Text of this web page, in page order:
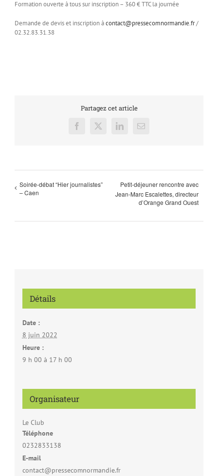
Formation ouverte à tous sur inscription – 360 € TTC la journée
Demande de devis et inscription àcontact@pressecomnormandie.fr/
02.32.83.31.38
Partagez cet article
Facebook
X LinkedInEmail
Soirée-débat “Hier journalistes”
– Caen
Petit-déjeuner rencontre avec
Jean-Marc Escalettes, directeur
d’Orange Grand Ouest
Détails
Date :
8 juin 2022
Heure :
9 h 00 à 17 h 00
Organisateur
Le Club
Téléphone
0232833138
E-mail
contact@pressecomnormandie.fr